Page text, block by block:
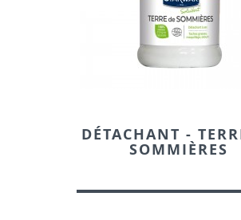
DÉTACHANT -
SOMMIÈRES